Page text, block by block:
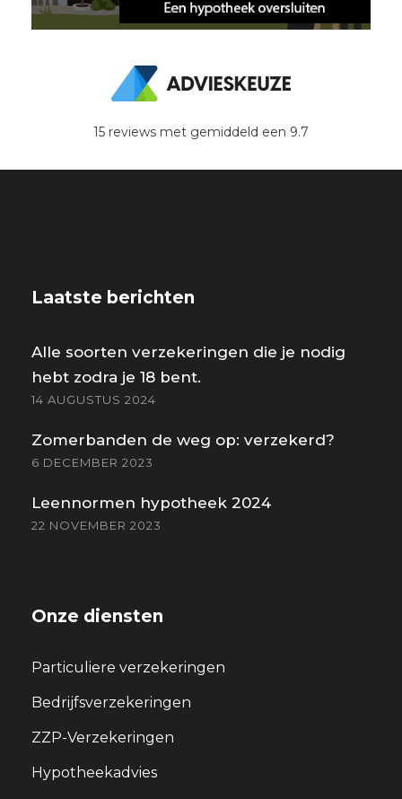
15 reviews met gemiddeld een 9.7
Laatste berichten
Alle soorten verzekeringen die je nodig
hebt zodra je 18 bent.
14 AUGUSTUS 2024
Zomerbanden de weg op: verzekerd?
6 DECEMBER 2023
Leennormen hypotheek 2024
22 NOVEMBER 2023
Onze diensten
Particuliere verzekeringen
Bedrijfsverzekeringen
ZZP-Verzekeringen
Hypotheekadvies